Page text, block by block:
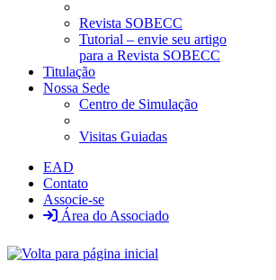
Revista SOBECC
Tutorial – envie seu artigo
para a Revista SOBECC
Titulação
Nossa Sede
Centro de Simulação
Visitas Guiadas
EAD
Contato
Associe-se
Área do Associado